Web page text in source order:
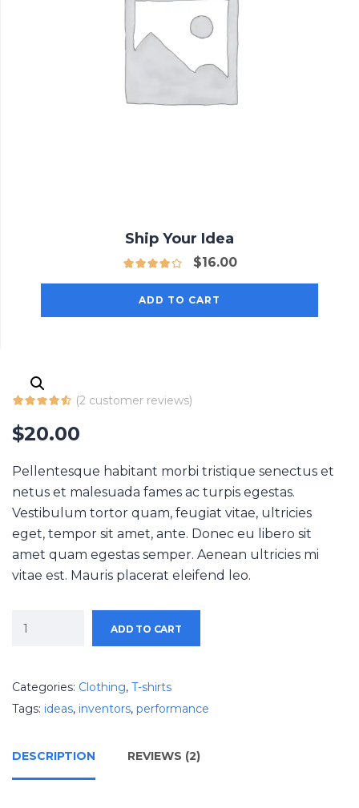
Ship Your Idea
$16.00
ADD TO CART
(2 customer reviews)
$20.00
Pellentesque habitant morbi tristique senectus et
netus et malesuada fames ac turpis egestas.
Vestibulum tortor quam, feugiat vitae, ultricies
eget, tempor sit amet, ante. Donec eu libero sit
amet quam egestas semper. Aenean ultricies mi
vitae est. Mauris placerat eleifend leo.
ADD TO CART
Categories: Clothing, T-shirts
Tags: ideas, inventors, performance
DESCRIPTION REVIEWS (2)